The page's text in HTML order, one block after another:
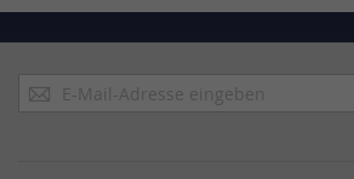
Anmeldung
zum